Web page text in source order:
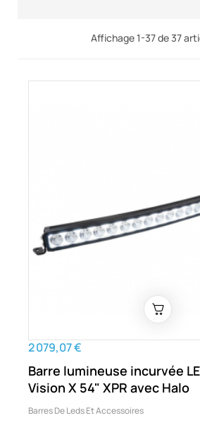
Affichage 1-37 de 37
2 079,07 €
Barre lumineuse incurvée
Vision X 54" XPR avec Halo
Barres De Leds Et Accessoires